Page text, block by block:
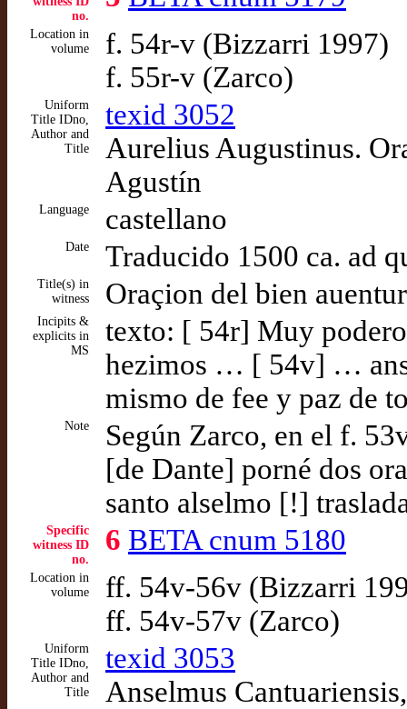
no.
Location in
volume
f. 54r-v (Bizzarri 1997)
f. 55r-v (Zarco)
Uniform
Title IDno,
Author and
Title
texid 3052
Aurelius Augustinus.
Agustín
Language castellano
Date Traducido 1500 ca. ad
Title(s) in
witness
Oraçion del bien
Incipits &
explicits in
MS
texto: [ 54r] Muy
hezimos … [ 54v] …
mismo de fee y paz de
Note
Según Zarco, en el f.
[de Dante] porné dos
santo alselmo [!]
Specific
witness ID
no.
6 BETA cnum 5180
Location in
volume
ff. 54v-56v (Bizzarri
ff. 54v-57v (Zarco)
Uniform
Title IDno,
Author and
Title
texid 3053
Anselmus